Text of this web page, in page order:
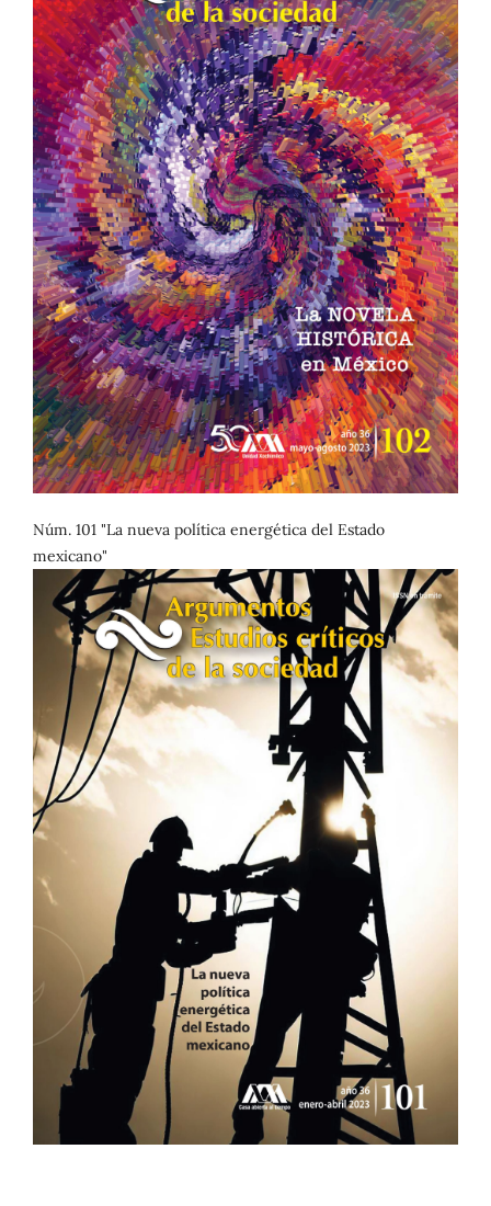
Núm. 101 "La nueva política energética del Estado
mexicano"